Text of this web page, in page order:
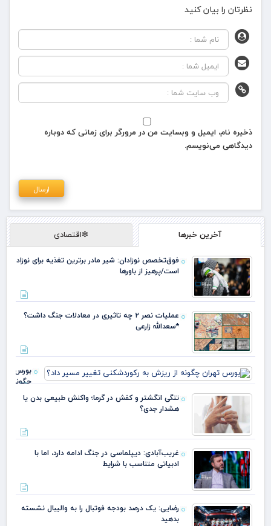
نظرتان را بیان کنید
ذخیره نام، ایمیل و وبسایت من در مرورگر برای زمانی که دوباره
دیدگاهی می‌نویسم.
آخرین خبرها ❇اقتصادی
فوق‌تخصص نوزادان: شیر مادر برترین تغذیه برای نوزاد
است/پرهیز از باورها
عملیات نصر ۲ چه تاثیری در معادلات جنگ داشت؟
*سعدالله زارعی
بورس
چگونه از
ریزش به
داد؟
تنگی انگشتر و کفش در گرما؛ واکنش طبیعی بدن یا
هشدار جدی؟
غریب‌آبادی: دیپلماسی در جنگ ادامه دارد، اما با
ادبیاتی متناسب با شرایط
رضایی: یک درصد بودجه فوتبال را به والیبال نشسته
بدهید